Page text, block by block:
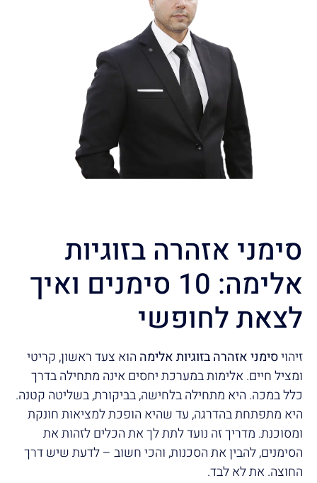
סימני אזהרה בזוגיות
אלימה: 10 סימנים ואיך
לצאת לחופשי
זיהויסימני אזהרה בזוגיות אלימה הוא צעד ראשון, קריטי
ומציל חיים. אלימות במערכת יחסים אינה מתחילה בדרך
כלל במכה. היא מתחילה בלחישה, בביקורת, בשליטה קטנה.
היא מתפתחת בהדרגה, עד שהיא הופכת למציאות חונקת
ומסוכנת. מדריך זה נועד לתת לך את הכלים לזהות את
הסימנים, להבין את הסכנות, והכי חשוב – לדעת שיש דרך
החוצה. את לא לבד.